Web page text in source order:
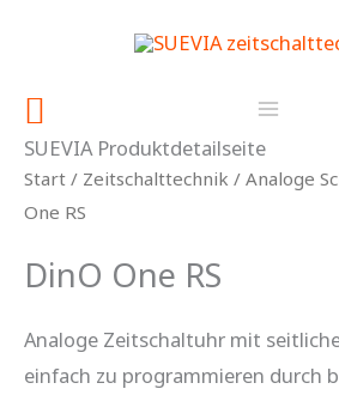
Suchen
SUEVIA Produktdetailseite
Start / Zeitschalttechnik / Analoge
One RS
DinO One RS
Analoge Zeitschaltuhr mit
einfach zu programmieren durch